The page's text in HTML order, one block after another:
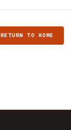
RETURN TO HOME